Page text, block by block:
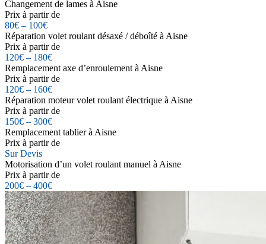
Changement de lames à Aisne
Prix à partir de
80€ – 100€
Réparation volet roulant désaxé / déboîté à Aisne
Prix à partir de
120€ – 180€
Remplacement axe d’enroulement à Aisne
Prix à partir de
120€ – 160€
Réparation moteur volet roulant électrique à Aisne
Prix à partir de
150€ – 300€
Remplacement tablier à Aisne
Prix à partir de
Sur Devis
Motorisation d’un volet roulant manuel à Aisne
Prix à partir de
200€ – 400€